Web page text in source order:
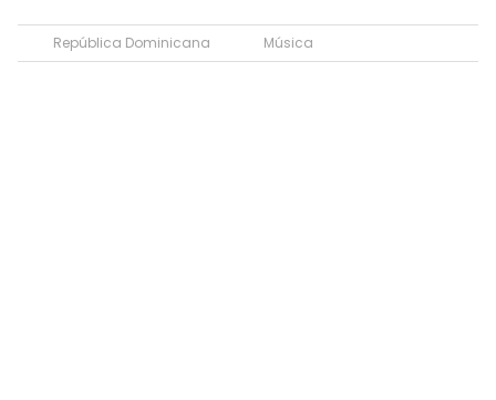
República Dominicana Música